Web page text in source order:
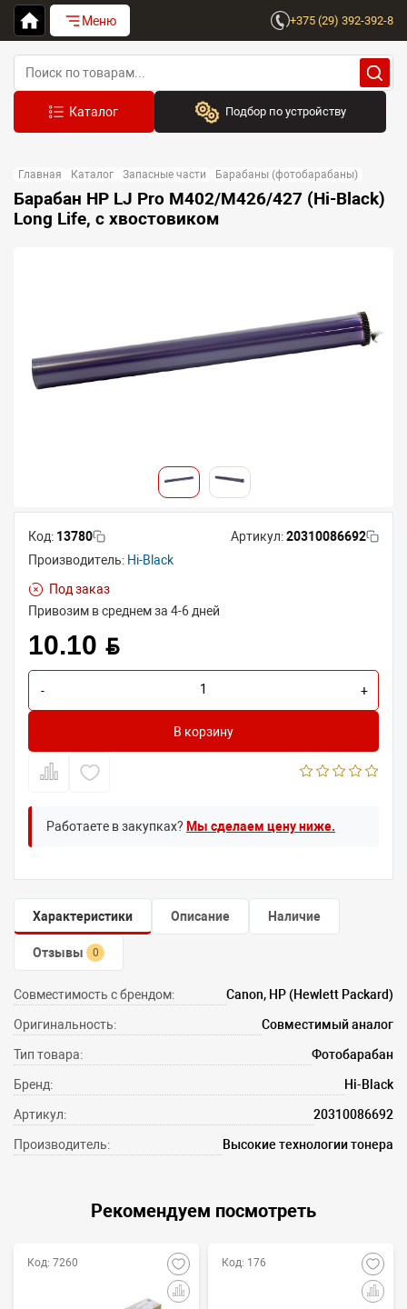
Меню +375 (29) 392-392-8
Подбор по устройству
Выберите бренд
Устройство:
Главная Каталог Запасные части Барабаны (фотобарабаны)
Барабан HP LJ Pro M402/M426/427 (Hi-Black)
Long Life, с хвостовиком
Код: 13780 Артикул:20310086692
Производитель: Hi-Black
Под заказ
Привозим в среднем за 4-6 дней
10.10 BYN
- +
В корзину
Работаете в закупках? Мы сделаем цену ниже.
Характеристики Описание Наличие
Отзывы 0
Совместимость с брендом: Canon, HP (Hewlett Packard)
Оригинальность: Совместимый аналог
Тип товара: Фотобарабан
Бренд: Hi-Black
Артикул: 20310086692
Производитель: Высокие технологии тонера
Рекомендуем посмотреть
Код: 7260 Код: 176